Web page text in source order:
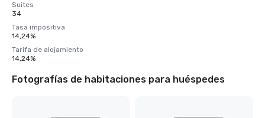
Suites
34
Tasa impositiva
14,24%
Tarifa de alojamiento
14,24%
Fotografías de habitaciones para huéspedes